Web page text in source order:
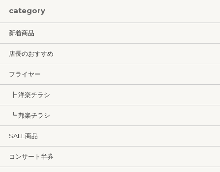
category
新着商品
店長のおすすめ
フライヤー
┣ 洋楽チラシ
┗ 邦楽チラシ
SALE商品
コンサート半券